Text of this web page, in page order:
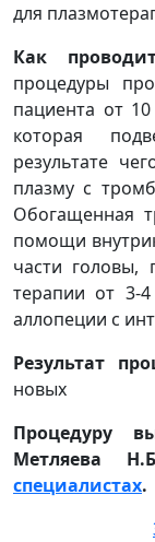
для
Как
процедуры
пациента от
которая
результате
плазму с
Обогащенная
помощи
части головы,
терапии от 3-
аллопеции с
Результат
новых
Процедуру
Метляева
специалистах.